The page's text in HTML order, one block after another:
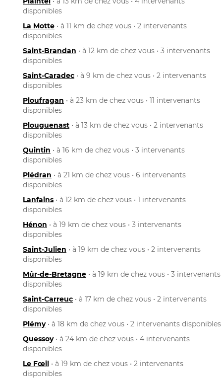
disponibles
La Motte • à 11 km de chez vous • 2 intervenants
disponibles
Saint-Brandan • à 12 km de chez vous • 3 intervenants
disponibles
Saint-Caradec • à 9 km de chez vous • 2 intervenants
disponibles
Ploufragan • à 23 km de chez vous • 11 intervenants
disponibles
Plouguenast • à 13 km de chez vous • 2 intervenants
disponibles
Quintin • à 16 km de chez vous • 3 intervenants
disponibles
Plédran • à 21 km de chez vous • 6 intervenants
disponibles
Lanfains • à 12 km de chez vous • 1 intervenants
disponibles
Hénon • à 19 km de chez vous • 3 intervenants
disponibles
Saint-Julien • à 19 km de chez vous • 2 intervenants
disponibles
Mûr-de-Bretagne • à 19 km de chez vous • 3 intervenants
disponibles
Saint-Carreuc • à 17 km de chez vous • 2 intervenants
disponibles
Plémy• à 18 km de chez vous • 2 intervenants disponibles
Quessoy• à 24 km de chez vous • 4 intervenants
disponibles
Le Fœil • à 19 km de chez vous • 2 intervenants
disponibles